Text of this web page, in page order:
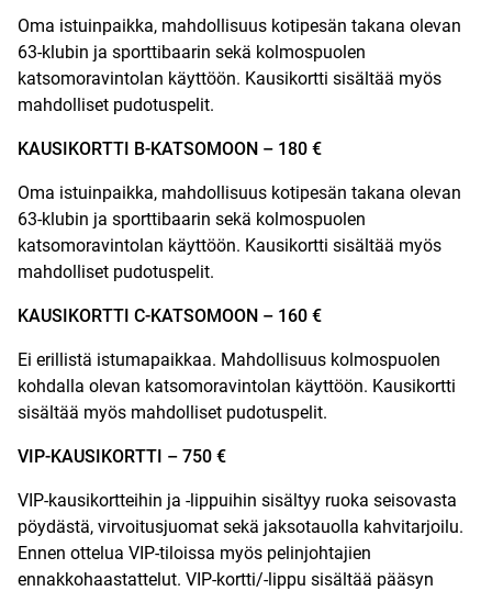
Oma istuinpaikka, mahdollisuus kotipesän takana olevan
63-klubin ja sporttibaarin sekä kolmospuolen
katsomoravintolan käyttöön. Kausikortti sisältää myös
mahdolliset pudotuspelit.
KAUSIKORTTI B-KATSOMOON – 180 €
Oma istuinpaikka, mahdollisuus kotipesän takana olevan
63-klubin ja sporttibaarin sekä kolmospuolen
katsomoravintolan käyttöön. Kausikortti sisältää myös
mahdolliset pudotuspelit.
KAUSIKORTTI C-KATSOMOON – 160 €
Ei erillistä istumapaikkaa. Mahdollisuus kolmospuolen
kohdalla olevan katsomoravintolan käyttöön. Kausikortti
sisältää myös mahdolliset pudotuspelit.
VIP-KAUSIKORTTI – 750 €
VIP-kausikortteihin ja -lippuihin sisältyy ruoka seisovasta
pöydästä, virvoitusjuomat sekä jaksotauolla kahvitarjoilu.
Ennen ottelua VIP-tiloissa myös pelinjohtajien
ennakkohaastattelut. VIP-kortti/-lippu sisältää pääsyn